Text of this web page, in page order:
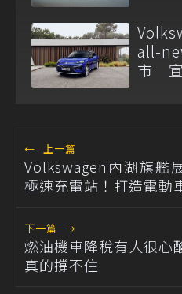
all-
市 宣
← 上一篇
Volkswagen內湖旗艦
極速充電站！打造電動
下一篇 →
燃油機車降稅有人很心
真的撐不住